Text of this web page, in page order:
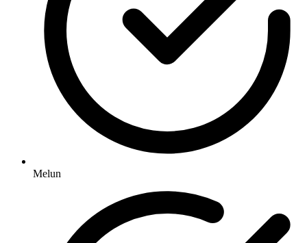
Melun